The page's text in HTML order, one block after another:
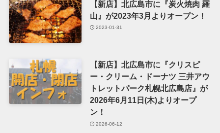
【新店】北広島市に『炭火焼肉 羅
山』が2023年3月よりオープン！
2023-01-31
【新店】北広島市に『クリスピ
ー・クリーム・ドーナツ 三井アウ
トレットパーク札幌北広島店』が
2026年6月11日(木)よりオープ
ン！
2026-06-12